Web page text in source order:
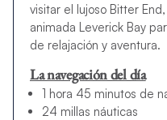
visitar el lujoso Bitter
animada Leverick Bay
de relajación y aventura.
La navegación del día
1 hora 45 minutos de
24 millas náuticas